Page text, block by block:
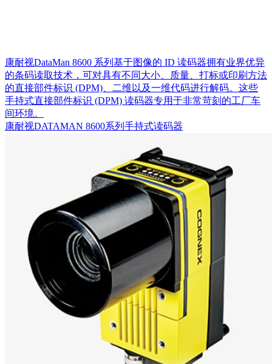
康耐视DataMan 8600 系列基于图像的 ID 读码器拥有业界优异
的条码读取技术，可对具有不同大小、质量、打标或印刷方法
的直接部件标识 (DPM)、二维以及一维代码进行解码。这些
手持式直接部件标识 (DPM) 读码器专用于非常苛刻的工厂车
间环境。
康耐视DATAMAN 8600系列手持式读码器